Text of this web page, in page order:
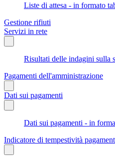
Liste di attesa - in formato
Gestione rifiuti
Servizi in rete
Risultati delle indagini sulla
Pagamenti dell'amministrazione
Dati sui pagamenti
Dati sui pagamenti - in
Indicatore di tempestività